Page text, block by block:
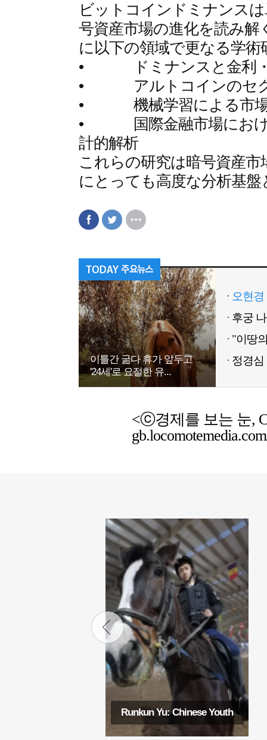
ビットコインドミナンス
号資産市場の進化を読み解
に以下の領域で更なる学
• ドミナンスと金利・
• アルトコインのセク
• 機械学習による市場
• 国際金融市場におけ
計的解析
これらの研究は暗号資産
にとっても高度な分析基
이틀간 굶다 휴가 앞두고
'24세'로 요절한 유...
오현
정경심
<ⓒ경제를 보는 눈,
Runkun Yu: Chinese Youth